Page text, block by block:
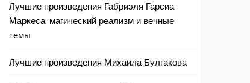
Лучшие произведения Габриэля Гарсиа
Маркеса: магический реализм и вечные
темы
Лучшие произведения Михаила Булгакова